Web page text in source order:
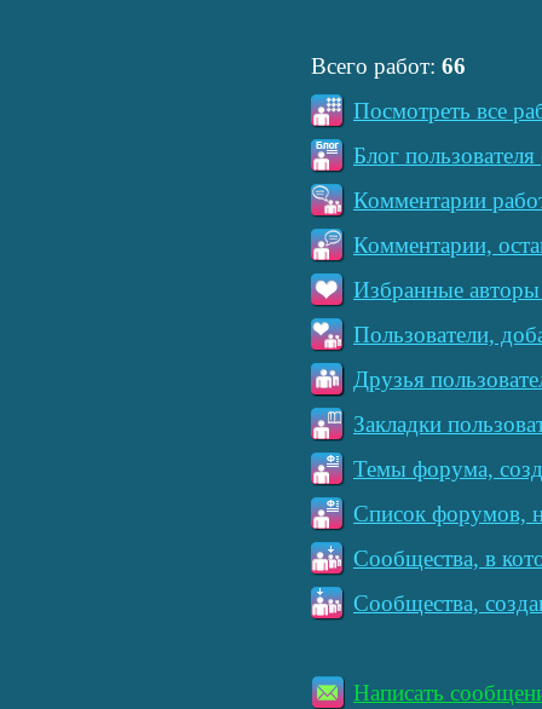
Всего работ: 66
Посмотреть все
Блог
Комментарии
Комментарии,
Избранные авторы
Пользователи,
Друзья
Закладки
Темы форума,
Список форумов,
Сообщества, в
Сообщества,
Написать